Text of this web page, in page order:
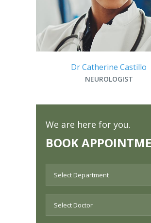
Dr Catherine Castillo
NEUROLOGIST
We are here for you.
BOOK
Select Department
Select Doctor